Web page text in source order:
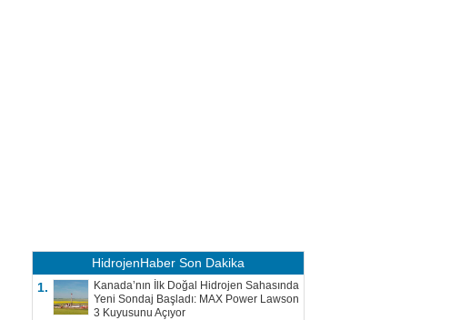
HidrojenHaber Son Dakika
1.
Kanada’nın İlk Doğal Hidrojen Sahasında
Yeni Sondaj Başladı: MAX Power Lawson
3 Kuyusunu Açıyor